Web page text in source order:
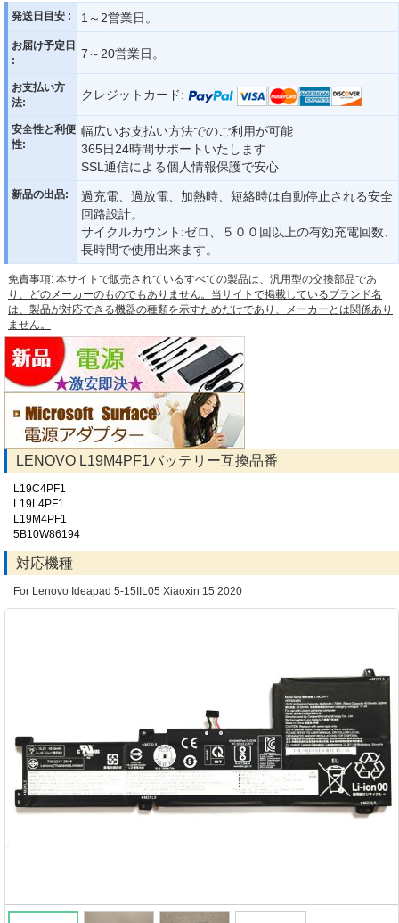
発送日目安 : 1～2営業日。
お届け予定日
:
7～20営業日。
お支払い方
法:
クレジットカード:
安全性と利便
性:
幅広いお支払い方法でのご利用が可能
365日24時間サポートいたします
SSL通信による個人情報保護で安心
新品の出品:
過充電、過放電、加熱時、短絡時は自動停止される安全
回路設計。
サイクルカウント:ゼロ、５００回以上の有効充電回数、
長時間で使用出来ます。
免責事項: 本サイトで販売されているすべての製品は、汎用型の交換部品であ
り、どのメーカーのものでもありません。当サイトで掲載しているブランド名
は、製品が対応できる機器の種類を示すためだけであり、メーカーとは関係あり
ません。
LENOVO L19M4PF1バッテリー互換品番
L19C4PF1
L19L4PF1
L19M4PF1
5B10W86194
対応機種
For Lenovo Ideapad 5-15IIL05 Xiaoxin 15 2020